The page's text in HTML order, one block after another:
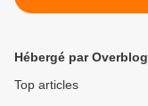
Hébergé par Overblog
Top articles